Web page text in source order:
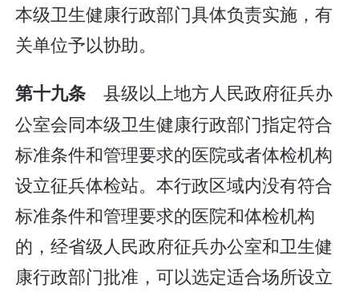
本级卫生健康行政部门具体负责实施，有
关单位予以协助。
第十九条 县级以上地方人民政府征兵办
公室会同本级卫生健康行政部门指定符合
标准条件和管理要求的医院或者体检机构
设立征兵体检站。本行政区域内没有符合
标准条件和管理要求的医院和体检机构
的，经省级人民政府征兵办公室和卫生健
康行政部门批准，可以选定适合场所设立